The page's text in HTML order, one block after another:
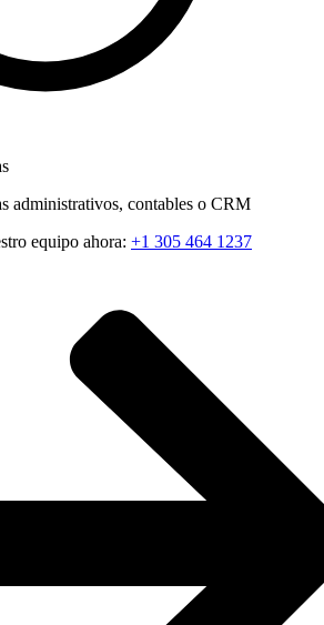
administrativos, contables o CRM
equipo ahora: +1 305 464 1237